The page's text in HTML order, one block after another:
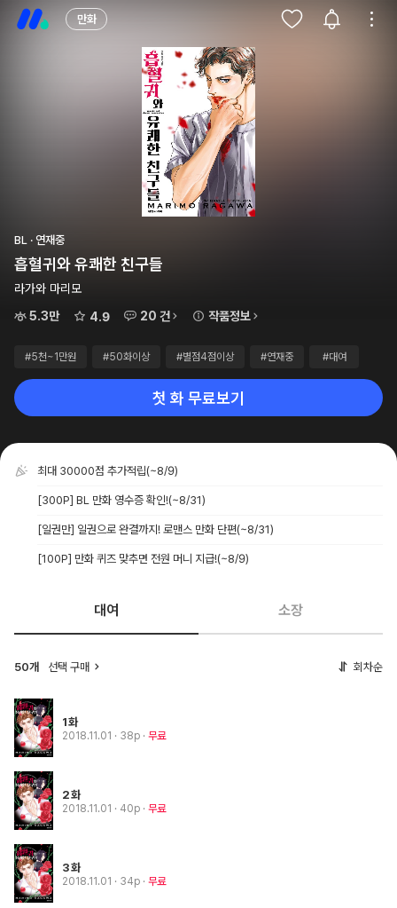
만화
BL · 연재중
흡혈귀와 유쾌한 친구들
라가와 마리모
5.3만
4.9 20 건 작품정보
#5천~1만원 #50화이상 #별점4점이상 #연재중 #대여
첫 화 무료보기
최대 30000점 추가적립(~8/9)
[300P] BL 만화 영수증 확인!(~8/31)
[일권만] 일권으로 완결까지! 로맨스 만화 단편(~8/31)
[100P] 만화 퀴즈 맞추면 전원 머니 지급!(~8/9)
대여 소장
50개 선택 구매 회차순
1화
2018.11.01 · 38p 무료
2화
2018.11.01 · 40p 무료
3화
2018.11.01 · 34p 무료